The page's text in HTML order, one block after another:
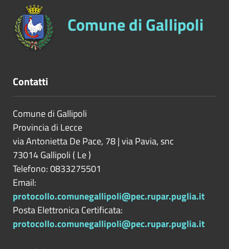
Comune di Gallipoli
Contatti
Comune di Gallipoli
Provincia di Lecce
via Antonietta De Pace, 78 | via Pavia, snc
73014Gallipoli ( Le)
Telefono: 0833275501
Email:
protocollo.comunegallipoli@pec.rupar.puglia.it
Posta Elettronica Certificata:
protocollo.comunegallipoli@pec.rupar.puglia.it